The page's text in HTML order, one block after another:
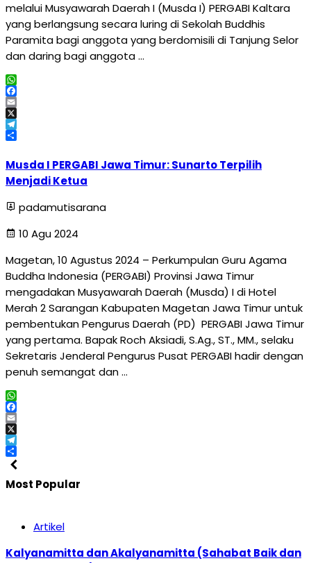
melalui Musyawarah Daerah I (Musda I) PERGABI Kaltara
yang berlangsung secara luring di Sekolah Buddhis
Paramita bagi anggota yang berdomisili di Tanjung Selor
dan daring bagi anggota …
WhatsApp
Facebook
Email
X
Telegram
Musda I PERGABI Jawa Timur: Sunarto Terpilih
Menjadi Ketua
padamutisarana
10 Agu 2024
Magetan, 10 Agustus 2024 – Perkumpulan Guru Agama
Buddha Indonesia (PERGABI) Provinsi Jawa Timur
mengadakan Musyawarah Daerah (Musda) I di Hotel
Merah 2 Sarangan Kabupaten Magetan Jawa Timur untuk
pembentukan Pengurus Daerah (PD) PERGABI Jawa Timur
yang pertama. Bapak Roch Aksiadi, S.Ag., ST., MM., selaku
Sekretaris Jenderal Pengurus Pusat PERGABI hadir dengan
penuh semangat dan …
WhatsApp
Facebook
Email
X
Telegram
Share
Most Popular
Artikel
Kalyanamitta dan Akalyanamitta (Sahabat Baik dan